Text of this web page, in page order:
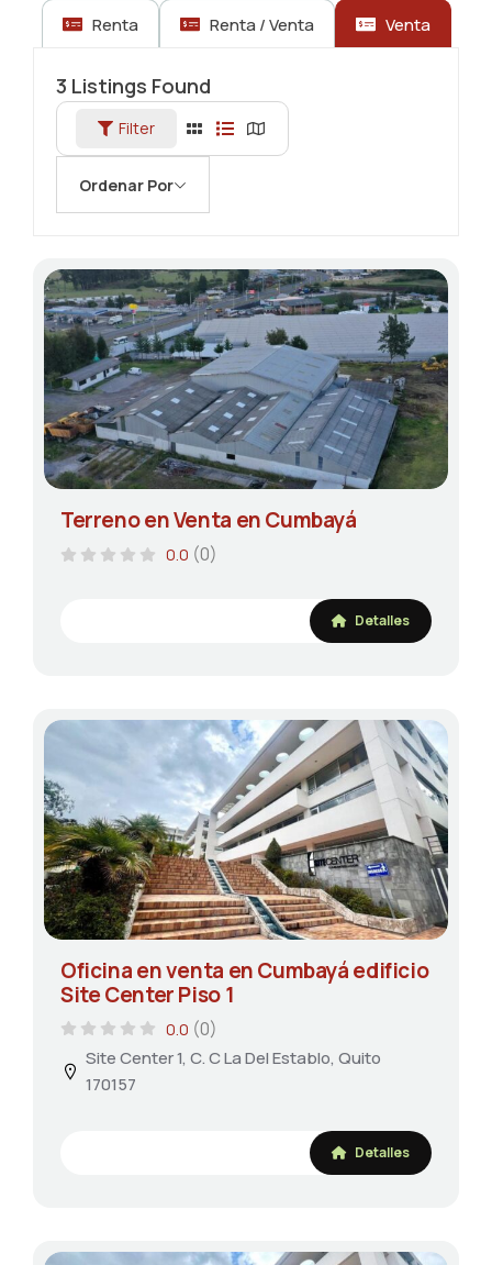
Renta Renta / Venta Venta
3 Listings Found
Filter
Ordenar Por
Terreno en Venta en Cumbayá
0.0 (0)
Detalles
Oficina en venta en Cumbayá edificio
Site Center Piso 1
0.0 (0)
Site Center 1, C. C La Del Establo, Quito
170157
Detalles